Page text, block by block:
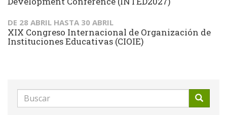
DE 28 ABRIL HASTA 30 ABRIL
XIX Congreso Internacional de Organización de
Instituciones Educativas (CIOIE)
Formulario
de